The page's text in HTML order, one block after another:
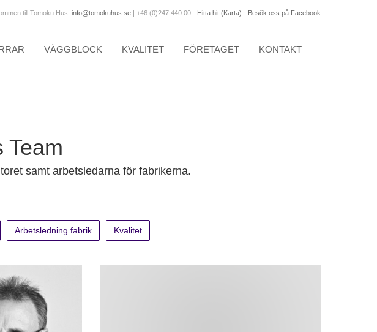
till Tomoku Hus: info@tomokuhus.se | +46 (0)247 440 00 - Hitta hit (Karta) - Besök oss på Facebook
VÄGGBLOCK KVALITET FÖRETAGET KONTAKT
Team
samt arbetsledarna för fabrikerna.
Arbetsledning fabrik Kvalitet